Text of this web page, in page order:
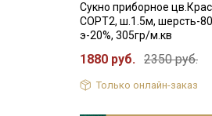
Сукно приборное
СОРТ2, ш.1.5м, шерсть-
э-20%, 305гр/м.кв
1880 руб. 2350 руб.
Только онлайн-заказ